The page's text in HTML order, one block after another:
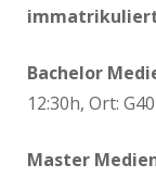
Bachelor
12:30h, Ort:
Master